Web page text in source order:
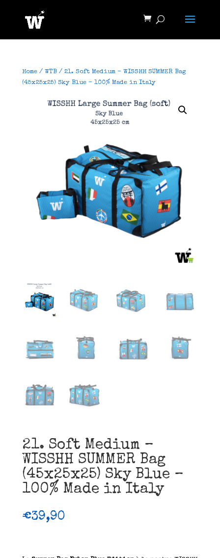
Home/ WTB/ 21. Soft Medium – WISSHH SUMMER Bag
(45x25x25) Sky Blue – 100% Made in Italy
21. Soft Medium –
WISSHH SUMMER Bag
(45x25x25) Sky Blue –
100% Made in Italy
€39,90